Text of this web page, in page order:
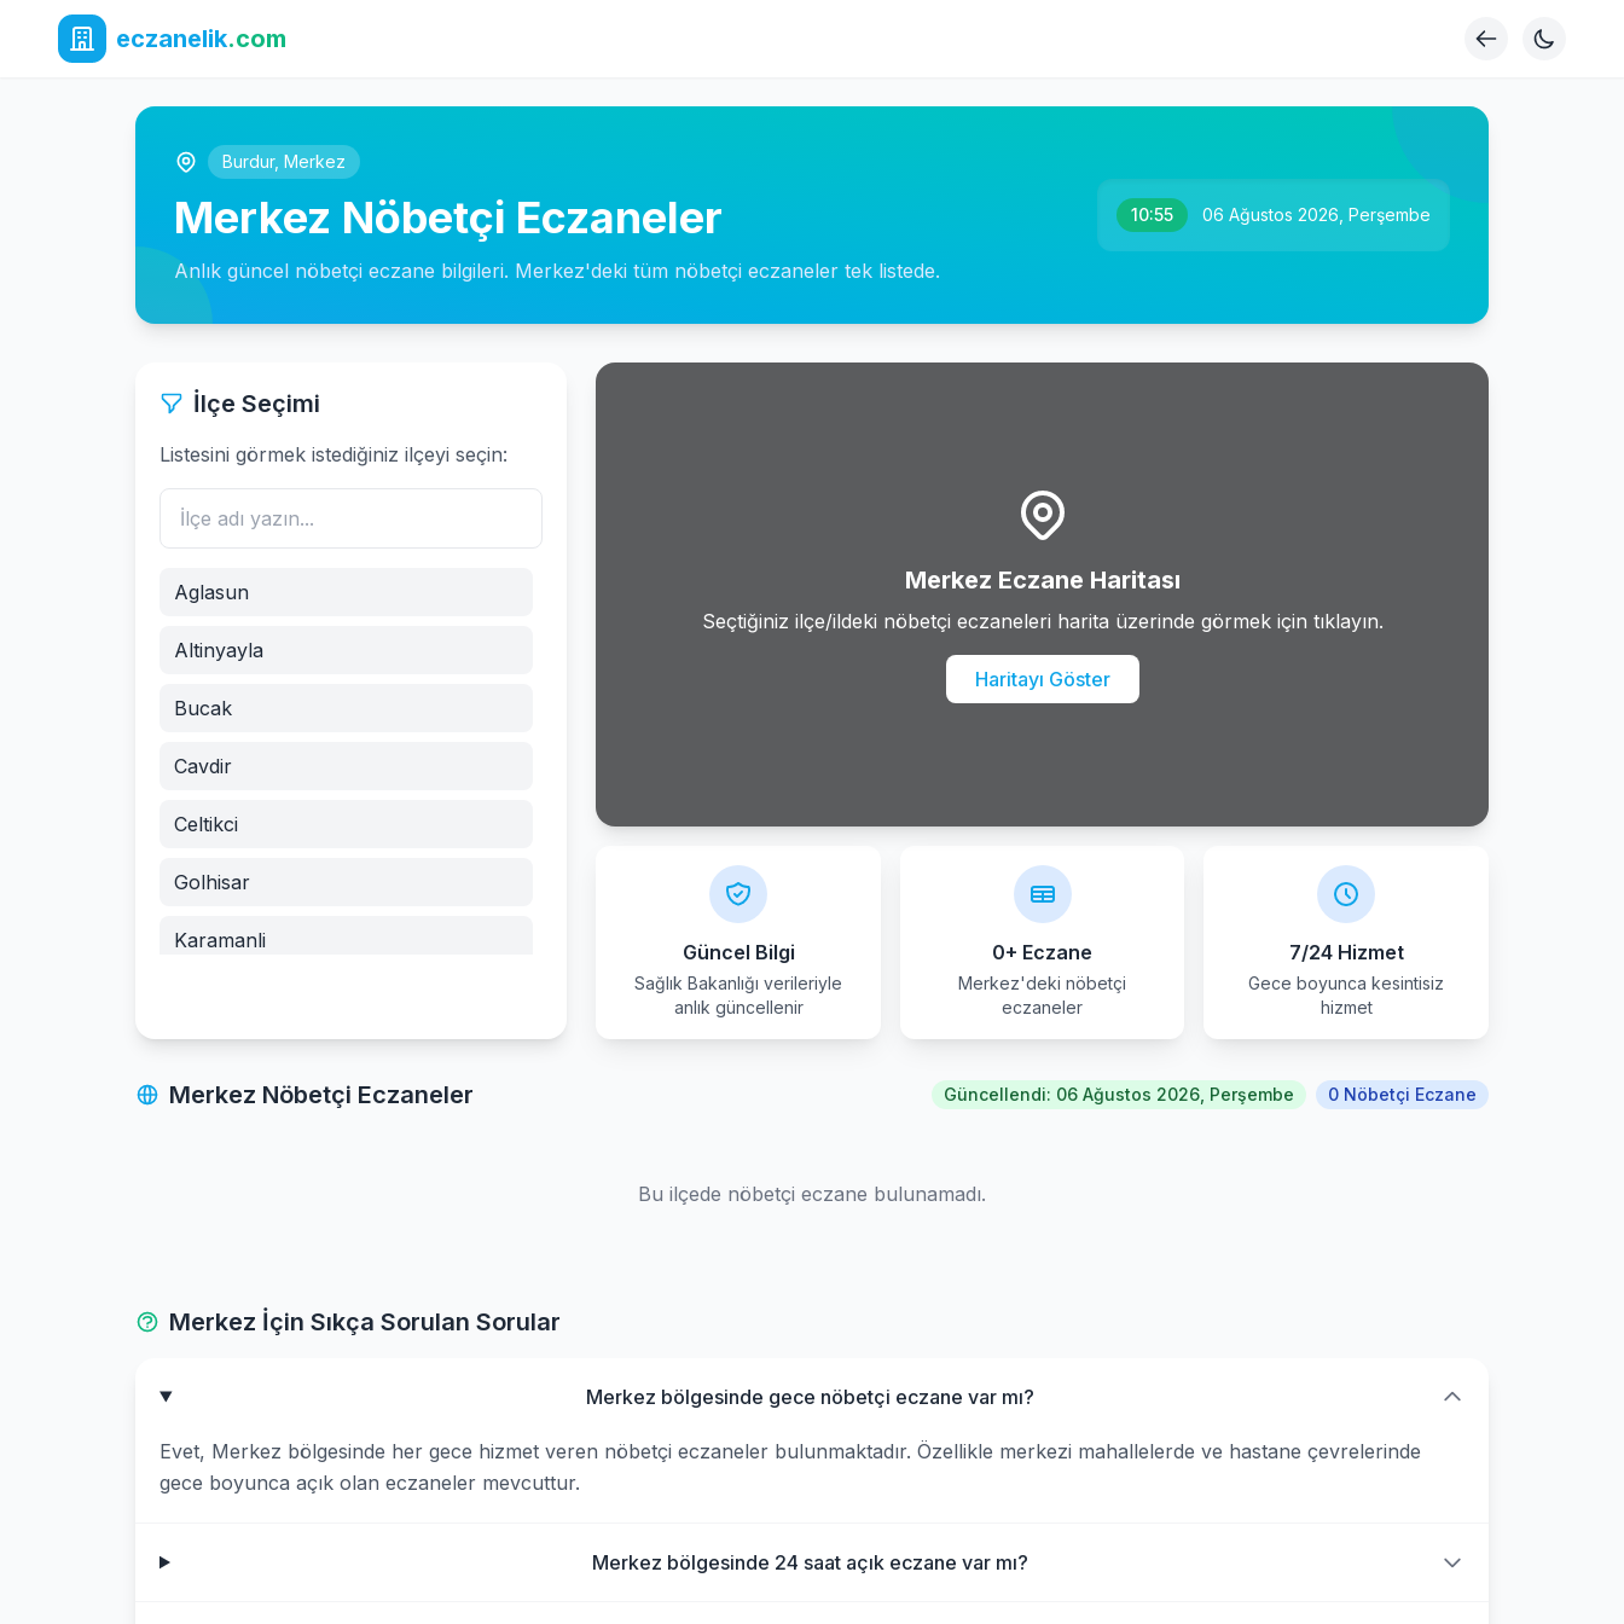
eczanelik.com
Burdur, Merkez
Merkez Nöbetçi Eczaneler
Anlık güncel nöbetçi eczane bilgileri. Merkez'deki tüm nöbetçi eczaneler tek listede.
10:55 06 Ağustos 2026, Perşembe
İlçe Seçimi
Listesini görmek istediğiniz ilçeyi seçin:
Aglasun
Altinyayla
Bucak
Cavdir
Celtikci
Golhisar
Karamanli
Merkez Eczane Haritası
Seçtiğiniz ilçe/ildeki nöbetçi eczaneleri harita üzerinde görmek için tıklayın.
Haritayı Göster
Güncel Bilgi
Sağlık Bakanlığı verileriyle
anlık güncellenir
0+ Eczane
Merkez'deki nöbetçi
eczaneler
7/24 Hizmet
Gece boyunca kesintisiz
hizmet
Merkez Nöbetçi Eczaneler Güncellendi: 06 Ağustos 2026, Perşembe 0 Nöbetçi Eczane
Bu ilçede nöbetçi eczane bulunamadı.
Merkez İçin Sıkça Sorulan Sorular
Merkez bölgesinde gece nöbetçi eczane var mı?
Evet, Merkez bölgesinde her gece hizmet veren nöbetçi eczaneler bulunmaktadır. Özellikle merkezi mahallelerde ve hastane çevrelerinde
gece boyunca açık olan eczaneler mevcuttur.
Merkez bölgesinde 24 saat açık eczane var mı?